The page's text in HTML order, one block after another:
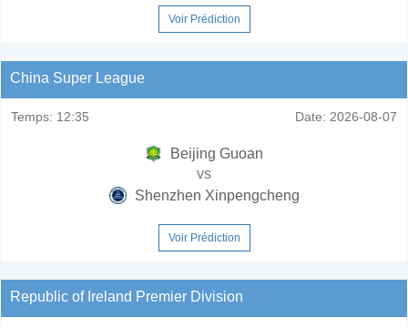
Voir Prédiction
China Super League
Temps: 12:35 Date: 2026-08-07
Beijing Guoan
vs
Shenzhen Xinpengcheng
Voir Prédiction
Republic of Ireland Premier Division